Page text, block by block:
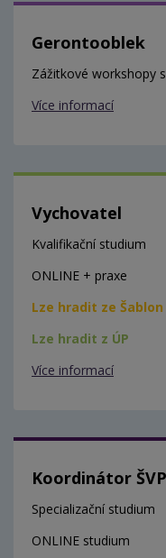
Gerontooblek
Zážitkové workshopy
Více informací
Vychovatel
Kvalifikační studium
ONLINE + praxe
Lze hradit ze Šablon
Lze hradit z ÚP
Více informací
Koordinátor ŠVP
Specializační studium
ONLINE studium